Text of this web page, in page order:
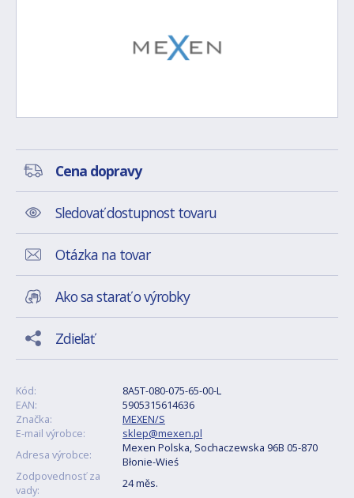
Cena dopravy
Sledovať dostupnost tovaru
Otázka na tovar
Ako sa starať o výrobky
Zdieľať
Kód:
8A5T-080-075-65-00-L
EAN:
5905315614636
Značka:
MEXEN/S
E-mail výrobce:
sklep@mexen.pl
Adresa výrobce:
Mexen Polska, Sochaczewska 96B 05-870
Błonie-Wieś
Zodpovednosť za
vady:
24 měs.